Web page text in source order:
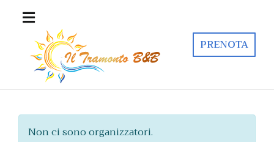
PRENOTA
Non ci sono organizzatori.